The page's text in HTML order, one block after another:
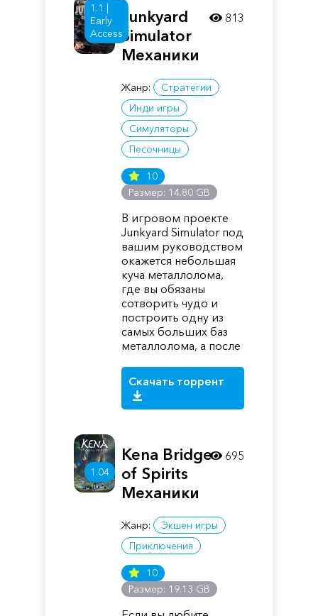
1.1 |
Early
Access
Junkyard
Simulator
Механики
Жанр:
Стратегии
Инди игры
Симуляторы
Песочницы
10
Размер: 14.80 GB
В игровом проекте
Junkyard Simulator под
вашим руководством
окажется небольшая
куча металлолома,
где вы обязаны
сотворить чудо и
построить одну из
самых больших баз
металлолома, а после
Скачать торрент
813
1.04
Kena Bridge
of Spirits
Механики
Жанр:
Экшен игры
Приключения
10
Размер: 19.13 GB
695